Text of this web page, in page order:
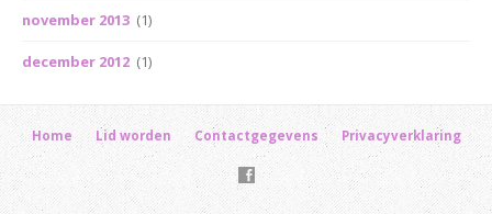
november 2013 (1)
december 2012 (1)
Home Lid worden Contactgegevens Privacyverklaring